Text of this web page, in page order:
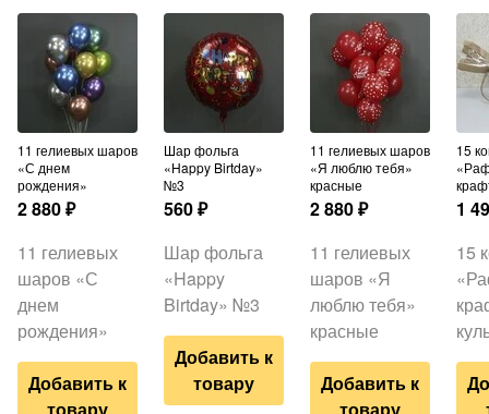
11 гелиевых шаров
«С днем
рождения»
2 880₽
11 гелиевых
шаров «С
днем
рождения»
Добавить к
Шар фольга
«Happy Birtday»
№3
560₽
Шар фольга
«Happy
Birtday» №3
Добавить к
товару
11 гелиевых шаров
«Я люблю тебя»
красные
2 880₽
11 гелиевых
шаров «Я
люблю тебя»
красные
Добавить к
15 конфет
1
15